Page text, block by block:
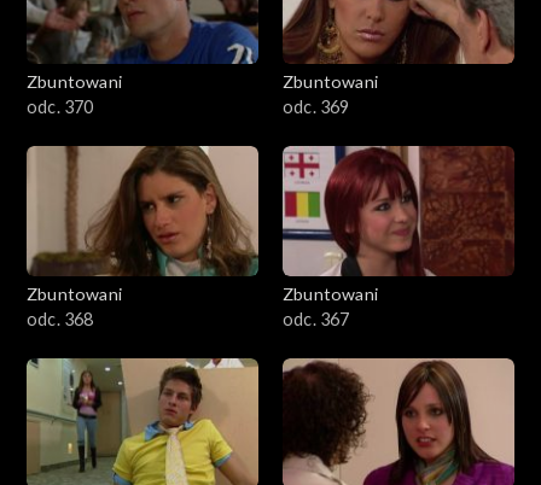
Zbuntowani
odc. 370
Zbuntowani
odc. 369
Zbuntowani
odc. 368
Zbuntowani
odc. 367